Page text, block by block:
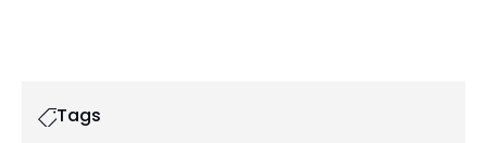
Tags